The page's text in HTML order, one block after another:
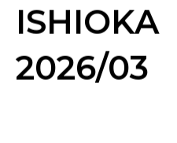
ISHIOKA
2026/03